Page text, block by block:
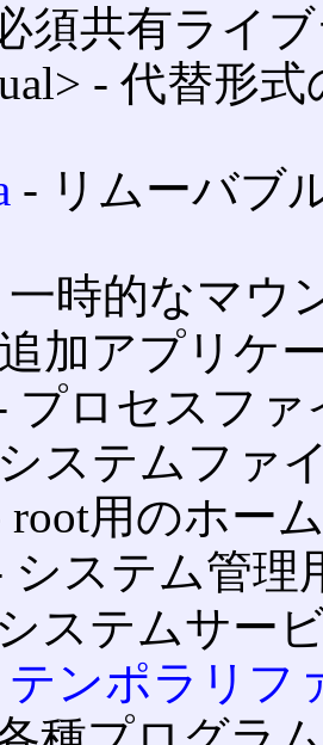
須共有ライ
‐ 代替形
‐ リムーバブ
一時的なマウ
追加アプリケ
プロセスフ
ステムファ
root用のホー
システム管理
ステムサー
テンポラリフ